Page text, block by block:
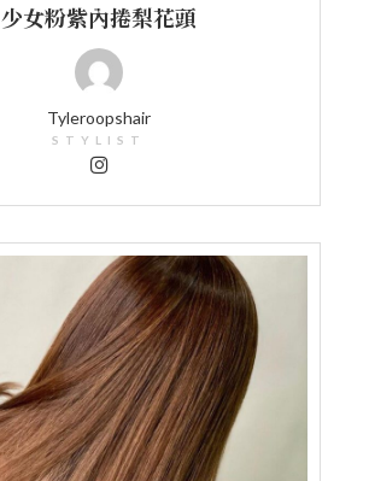
少女粉紫內捲梨花頭
Tyleroopshair
STYLIST